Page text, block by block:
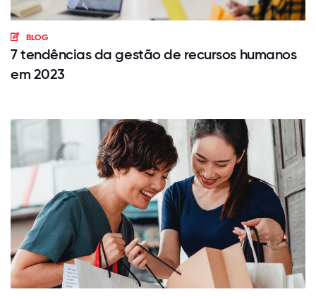
BLOG
7 tendências da gestão de recursos humanos
em 2023